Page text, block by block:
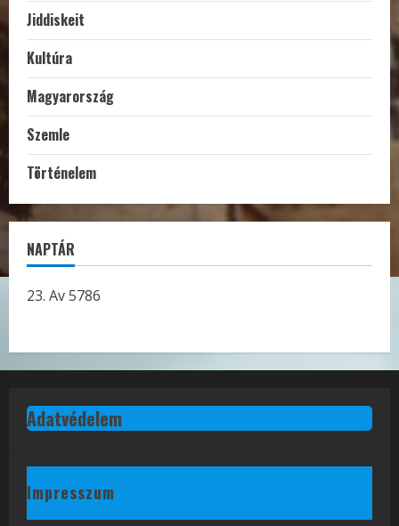
Jiddiskeit
Kultúra
Magyarország
Szemle
Történelem
NAPTÁR
23. Av 5786
Adatvédelem
Impresszum